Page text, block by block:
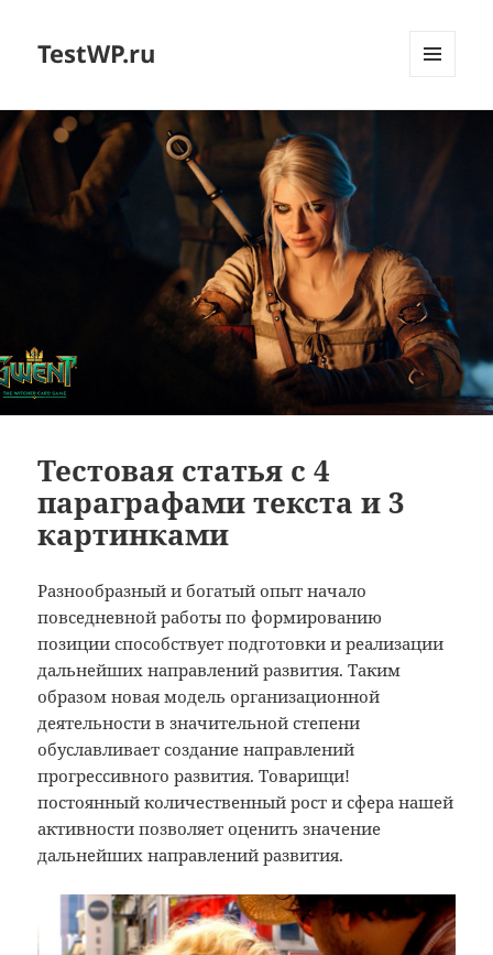
TestWP.ru
Тестовая статья с 4
параграфами текста и 3
картинками
Разнообразный и богатый опыт начало
повседневной работы по формированию
позиции способствует подготовки и реализации
дальнейших направлений развития. Таким
образом новая модель организационной
деятельности в значительной степени
обуславливает создание направлений
прогрессивного развития. Товарищи!
постоянный количественный рост и сфера нашей
активности позволяет оценить значение
дальнейших направлений развития.